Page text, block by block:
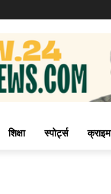
शिक्षा स्पोर्ट्स क्राइम